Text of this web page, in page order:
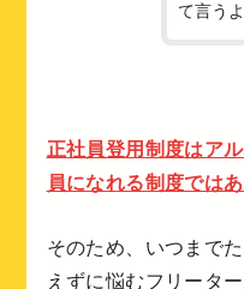
て言うよ
正社員登用制度はア
員になれる制度ではあ
そのため、いつまで
えずに悩むフリータ